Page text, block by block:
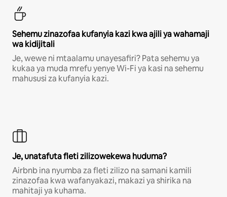
Sehemu zinazofaa kufanyia kazi kwa ajili ya wahamaji
wa kidijitali
Je, wewe ni mtaalamu unayesafiri? Pata sehemu ya
kukaa ya muda mrefu yenye Wi-Fi ya kasi na sehemu
mahususi za kufanyia kazi.
Je, unatafuta fleti zilizowekewa huduma?
Airbnb ina nyumba za fleti zilizo na samani kamili
zinazofaa kwa wafanyakazi, makazi ya shirika na
mahitaji ya kuhama.